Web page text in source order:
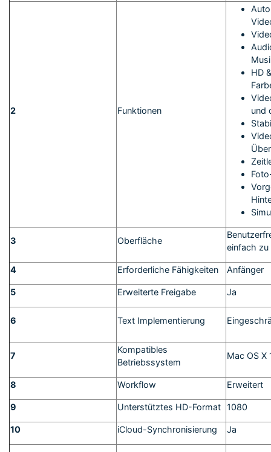
2 Funktionen
HD
und
3 Oberfläche
einfach
4 Erforderliche Fähigkeiten Anfänger
5 Erweiterte Freigabe Ja
6 Text Implementierung
7
Kompatibles
Betriebssystem
Mac OS X
8 Workflow Erweitert
9 Unterstütztes HD-Format 1080
10 iCloud-Synchronisierung Ja